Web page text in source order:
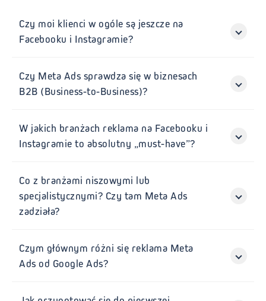
Czy moi klienci w ogóle są jeszcze na
Facebooku i Instagramie?
Czy Meta Ads sprawdza się w biznesach
B2B (Business-to-Business)?
W jakich branżach reklama na Facebooku i
Instagramie to absolutny „must-have”?
Co z branżami niszowymi lub
specjalistycznymi? Czy tam Meta Ads
zadziała?
Czym głównym różni się reklama Meta
Ads od Google Ads?